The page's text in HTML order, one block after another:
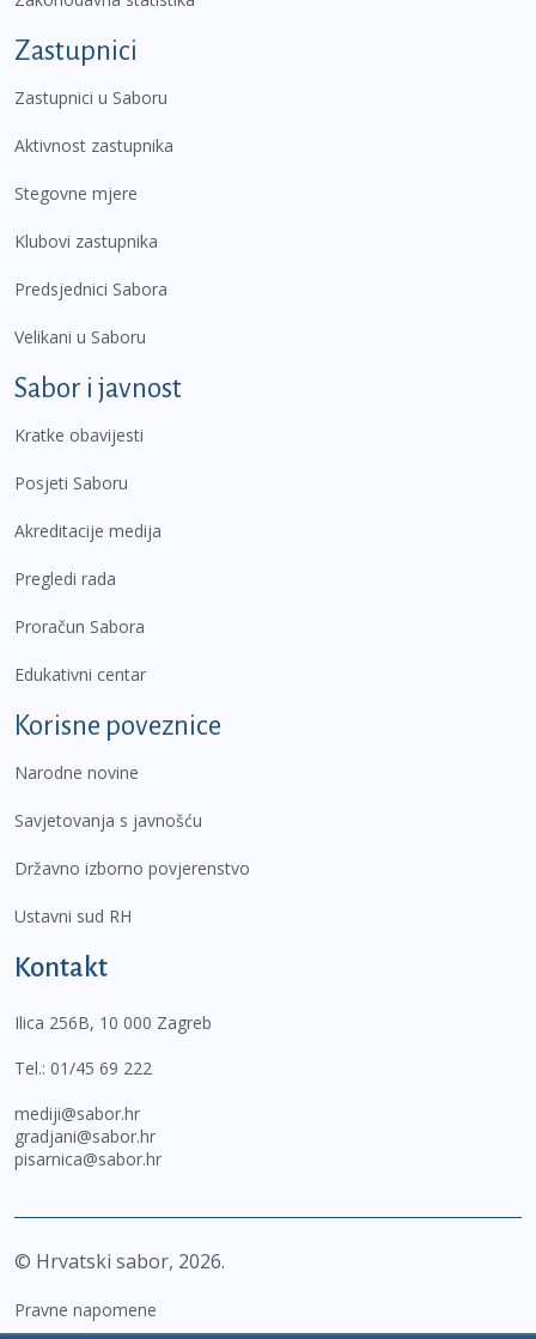
Zastupnici
Zastupnici u Saboru
Aktivnost zastupnika
Stegovne mjere
Klubovi zastupnika
Predsjednici Sabora
Velikani u Saboru
Sabor i javnost
Kratke obavijesti
Posjeti Saboru
Akreditacije medija
Pregledi rada
Proračun Sabora
Edukativni centar
Korisne poveznice
Narodne novine
Savjetovanja s javnošću
Državno izborno povjerenstvo
Ustavni sud RH
Kontakt
Ilica 256B, 10 000 Zagreb
Tel.: 01/45 69 222
mediji@sabor.hr
gradjani@sabor.hr
pisarnica@sabor.hr
© Hrvatski sabor, 2026
Pravne napomene